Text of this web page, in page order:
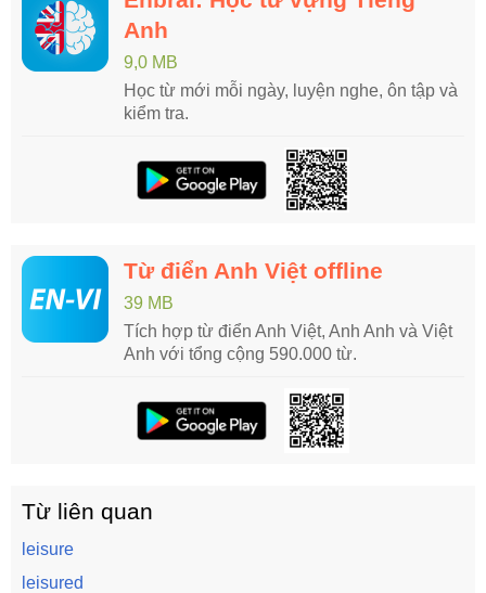
Anh
9,0 MB
Học từ mới mỗi ngày, luyện nghe, ôn tập và
kiểm tra.
Từ điển Anh Việt offline
39 MB
Tích hợp từ điển Anh Việt, Anh Anh và Việt
Anh với tổng cộng 590.000 từ.
Từ liên quan
leisure
leisured